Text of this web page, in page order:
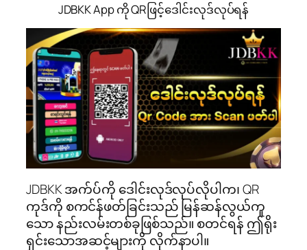
JDBKK App ကို QRဖြင့်ဒေါင်းလုဒ်လုပ်ရန်
JDBKK အက်ပ်ကို ဒေါင်းလုဒ်လုပ်လိုပါက၊ QR
ကုဒ်ကို စကင်န်ဖတ်ခြင်းသည် မြန်ဆန်လွယ်ကူ
သော နည်းလမ်းတစ်ခုဖြစ်သည်။ စတင်ရန် ဤရိုး
ရှင်းသောအဆင့်များကို လိုက်နာပါ။